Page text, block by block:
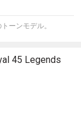
ーンモデル。
45 Legends